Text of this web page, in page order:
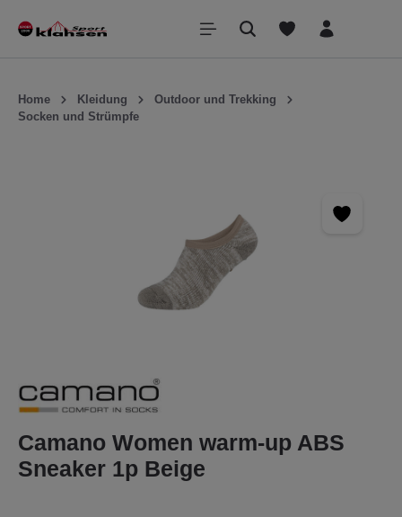
springen
Home Kleidung
Outdoor und Trekking
Socken und Strümpfe
Camano Women warm-up ABS
Sneaker 1p Beige